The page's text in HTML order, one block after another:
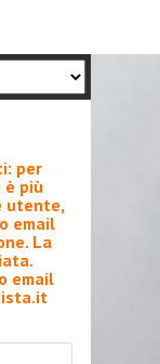
per
è più
utente,
email
La
email